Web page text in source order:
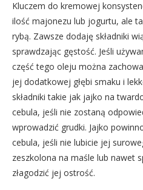
Kluczem do kremowej
ilość majonezu lub jogurtu, ale
rybą. Zawsze dodaję składniki
sprawdzając gęstość. Jeśli
część tego oleju można
jej dodatkowej głębi smaku i
składniki takie jak jajko na
cebula, jeśli nie zostaną
wprowadzić grudki. Jajko
cebula, jeśli nie lubicie jej
zeszkolona na maśle lub nawet
złagodzić jej ostrość.